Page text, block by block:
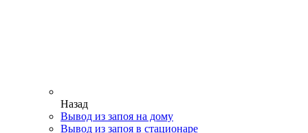
Назад
Вывод из запоя на дому
Вывод из запоя в стационаре